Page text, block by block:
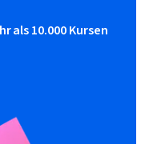
als 10.000 Kursen